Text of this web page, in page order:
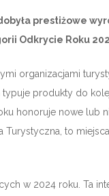
prestiżowe
Odkrycie Roku
organizacjami
produkty do
honoruje nowe
Turystyczna, to
w 2024 roku. Ta